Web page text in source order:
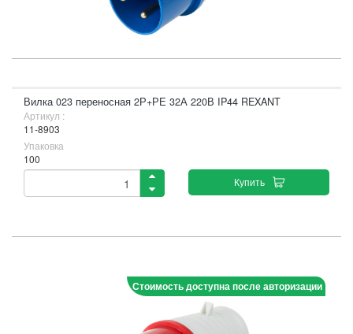
Вилка 023 переносная 2Р+РЕ 32А 220В IP44 REXANT
Артикул :
11-8903
Упаковка
100
Купить
Стоимость доступна после авторизации